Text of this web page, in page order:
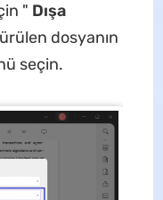
" Dışa
dosyanın
seçin.